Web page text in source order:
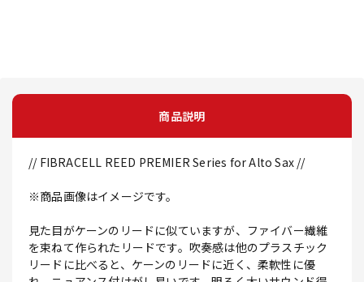
商品説明
// FIBRACELL REED PREMIER Series for Alto Sax //
※商品画像はイメージです。
見た目がケーンのリードに似ていますが、ファイバー繊維
を束ねて作られたリードです。吹奏感は他のプラスチック
リードに比べると、ケーンのリードに近く、柔軟性に優